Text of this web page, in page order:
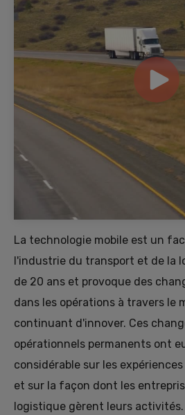
La technologie mobile est un
l'industrie du transport et de la
de 20 ans et provoque des
dans les opérations à travers le
continuant d'innover. Ces
opérationnels permanents ont
considérable sur les
et sur la façon dont les
logistique gèrent leurs activités.